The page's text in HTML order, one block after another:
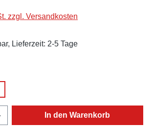
zzgl. Versandkosten
Lieferzeit: 2-5 Tage
Gib den gewünschten
In den Warenkorb